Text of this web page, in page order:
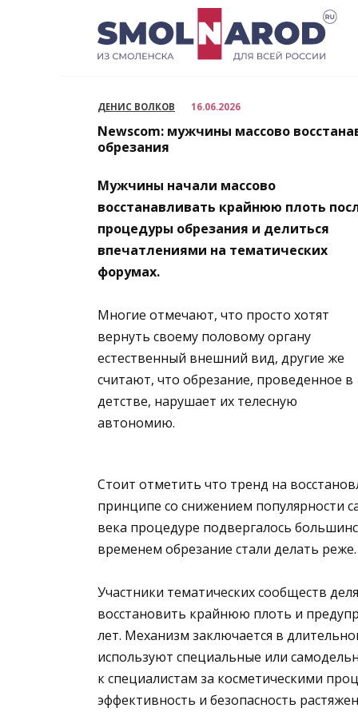
ДЕНИС ВОЛКОВ 16.06.2026
Newscom: мужчины массово
обрезания
Мужчины начали массово
восстанавливать крайнюю плоть
процедуры обрезания и делиться
впечатлениями на тематических
форумах.
Многие отмечают, что просто хотят
вернуть своему половому органу
естественный внешний вид, другие же
считают, что обрезание, проведенное в
детстве, нарушает их телесную
автономию.
Стоит отметить что тренд на
принципе со снижением популярности
века процедуре подвергалось
временем обрезание стали делать реже.
Участники тематических сообществ
восстановить крайнюю плоть и
лет. Механизм заключается в
используют специальные или
к специалистам за косметическими
эффективность и безопасность